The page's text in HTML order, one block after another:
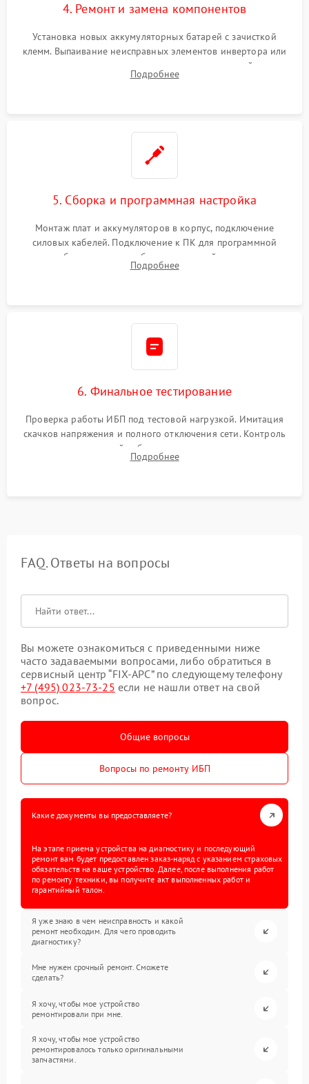
4. Ремонт и замена компонентов
Установка новых аккумуляторных батарей с зачисткой
клемм. Выпаивание неисправных элементов инвертора или
цепи зарядки и монтаж новых радиодеталей.
Восстановление поврежденных токоведущих дорожек и
Подробнее
5. Сборка и программная настройка
Монтаж плат и аккумуляторов в корпус, подключение
силовых кабелей. Подключение к ПК для программной
калибровки констант батареи, настройки порогов
срабатывания AVR и сброса счетчиков старения АКБ.
Подробнее
6. Финальное тестирование
Проверка работы ИБП под тестовой нагрузкой. Имитация
скачков напряжения и полного отключения сети. Контроль
времени автономной работы, температурного режима и
корректности формы выходного сигнала.
Подробнее
FAQ. Ответы на вопросы
Вы можете ознакомиться с приведенными ниже
часто задаваемыми вопросами, либо обратиться в
сервисный центр “FIX-APC” по следующему телефону
+7 (495) 023-73-25 если не нашли ответ на свой
вопрос.
Общие вопросы
Вопросы по ремонту ИБП
Какие документы вы предоставляете?
На этапе приема устройства на диагностику и последующий
ремонт вам будет предоставлен заказ-наряд с указанием страховых
обязательств на ваше устройство. Далее, после выполнения работ
по ремонту техники, вы получите акт выполненных работ и
гарантийный талон.
Я уже знаю в чем неисправность и какой
ремонт необходим. Для чего проводить
диагностику?
Мне нужен срочный ремонт. Сможете
сделать?
Я хочу, чтобы мое устройство
ремонтировали при мне.
Я хочу, чтобы мое устройство
ремонтировалось только оригинальными
запчастями.